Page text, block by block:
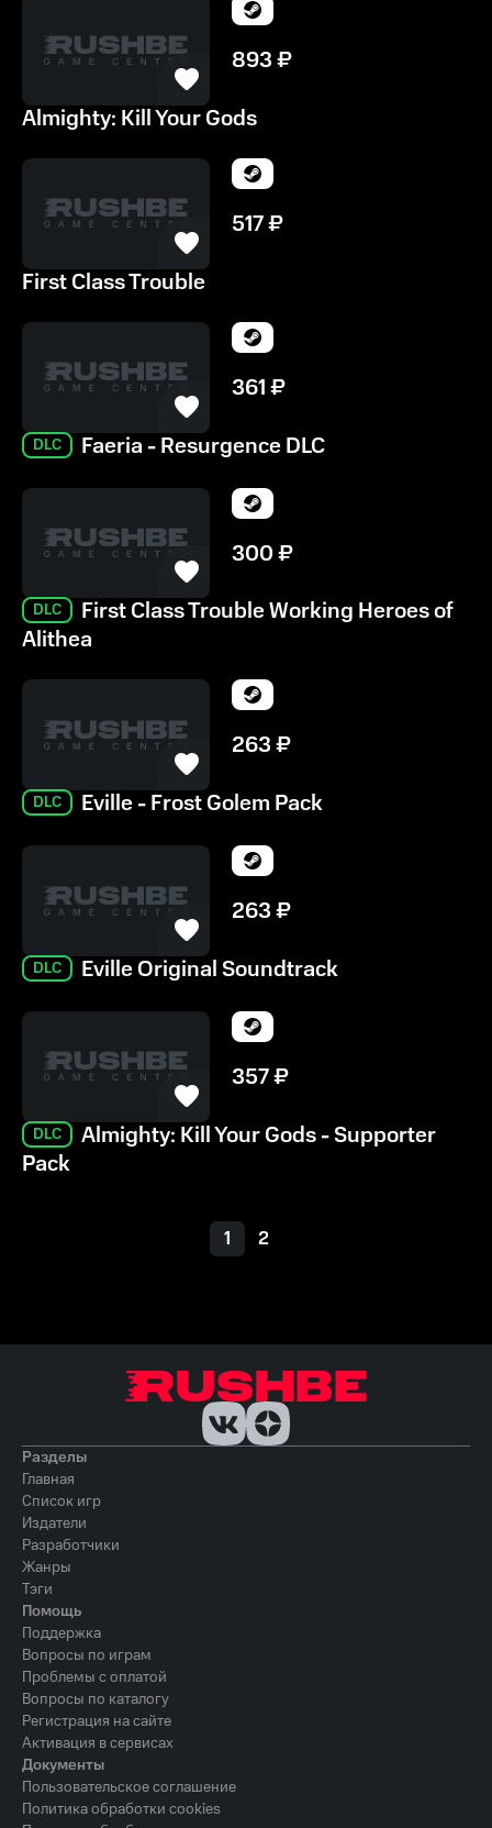
893₽
Almighty: Kill Your Gods
517₽
First Class Trouble
361₽
DLC Faeria - Resurgence DLC
300₽
DLC
First Class Trouble Working Heroes of
Alithea
263₽
DLC Eville - Frost Golem Pack
263₽
DLC Eville Original Soundtrack
357₽
DLC
Almighty: Kill Your Gods - Supporter
Pack
1 2
Разделы
Главная
Список игр
Издатели
Разработчики
Жанры
Тэги
Помощь
Поддержка
Вопросы по играм
Проблемы с оплатой
Вопросы по каталогу
Регистрация на сайте
Активация в сервисах
Документы
Пользовательское соглашение
Политика обработки cookies